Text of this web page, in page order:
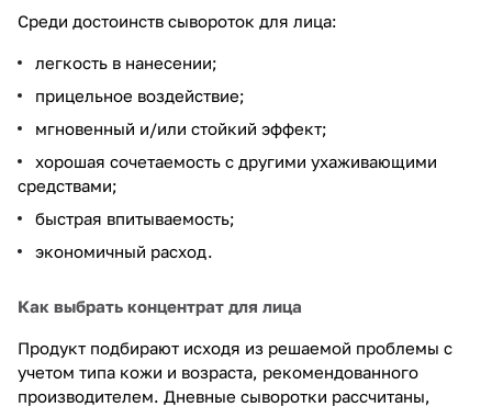
Среди достоинств сывороток для лица:
легкость в нанесении;
прицельное воздействие;
мгновенный и/или стойкий эффект;
хорошая сочетаемость с другими ухаживающими
средствами;
быстрая впитываемость;
экономичный расход.
Как выбрать концентрат для лица
Продукт подбирают исходя из решаемой проблемы с
учетом типа кожи и возраста, рекомендованного
производителем. Дневные сыворотки рассчитаны,